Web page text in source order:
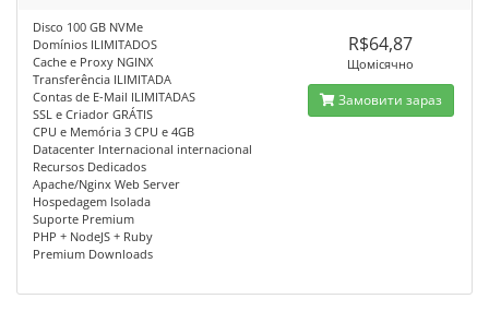
Disco 100 GB NVMe
Domínios ILIMITADOS
Cache e Proxy NGINX
Transferência ILIMITADA
Contas de E-Mail ILIMITADAS
SSL e Criador GRÁTIS
CPU e Memória 3 CPU e 4GB
Datacenter Internacional internacional
Recursos Dedicados
Apache/Nginx Web Server
Hospedagem Isolada
Suporte Premium
PHP + NodeJS + Ruby
Premium Downloads
R$64,87
Щомісячно
Замовити зараз